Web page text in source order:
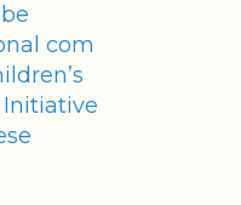
com